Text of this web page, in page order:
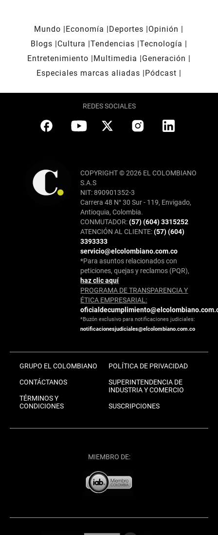
Mundo Economía Deportes
Opinión
Blogs
Cultura Tendencias Tecnología
Entretenimiento
Multimedia
Generación
Especiales marcas aliadas
Pódcast
REDES SOCIALES
COPYRIGHT © 2026 EL COLOMBIANO
S.A.S
NIT: 890901352-3
Carrera 48 N° 30 Sur - 119, Envigado,
Antioquia, Colombia.
CONMUTADOR:(57) (604) 3315252
ATENCIÓN AL CLIENTE:(57) (604)
3393333
servicio@elcolombiano.com.co
*Para asuntos relacionados con
peticiones, quejas y reclamos (PQR),
haz clic aquí
PROGRAMA DE TRANSPARENCIA Y
ÉTICA EMPRESARIAL:
*Buzón exclusivo para notificaciones judiciales:
notificacionesjudiciales@elcolombiano.com.co
GRUPO EL COLOMBIANO
CONTÁCTANOS
TÉRMINOS Y
CONDICIONES
POLÍTICA DE PRIVACIDAD
SUPERINTENDENCIA DE
INDUSTRIA Y COMERCIO
SUSCRIPCIONES
MIEMBRO DE: